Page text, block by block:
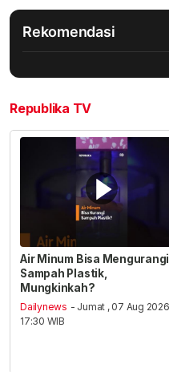
Rekomendasi
Republika TV
Air Minum Bisa Mengurangi
Sampah Plastik,
Mungkinkah?
Dailynews - Jumat , 07 Aug
17:30 WIB